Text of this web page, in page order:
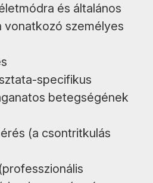
és általános
vonatkozó személyes
specifikus
betegségének
(a csontritkulás